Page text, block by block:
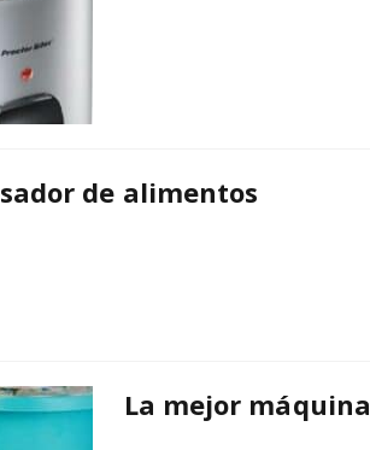
de alimentos
La mejor